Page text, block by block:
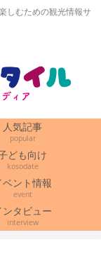
しむための観光情報サ
人気記事
popular
ども向け
kosodate
ベント情報
event
ンタビュー
interview